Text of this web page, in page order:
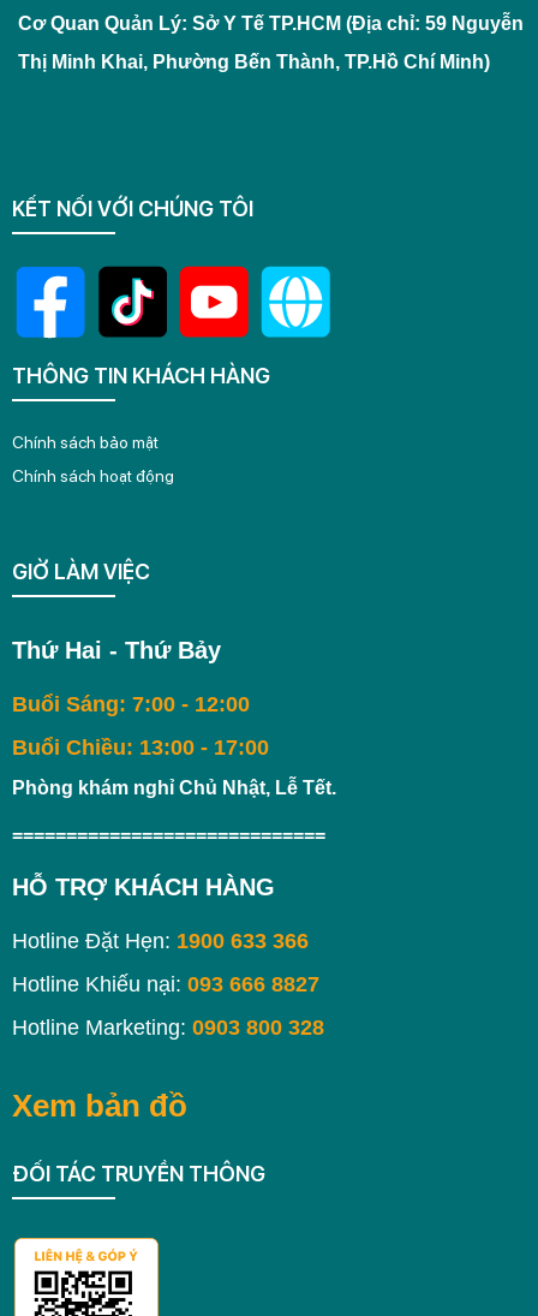
Cơ Quan Quản Lý: Sở Y Tế TP.HCM (Địa chỉ: 59 Nguyễn
Thị Minh Khai, Phường Bến Thành, TP.Hồ Chí Minh)
KẾT NỐI VỚI CHÚNG TÔI
THÔNG TIN KHÁCH HÀNG
Chính sách bảo mật
Chính sách hoạt động
GIỜ LÀM VIỆC
Thứ Hai - Thứ Bảy
Buổi Sáng: 7:00 - 12:00
Buổi Chiều: 13:00 - 17:00
Phòng khám nghỉ Chủ Nhật, Lễ Tết.
=============================
HỖ TRỢ KHÁCH HÀNG
Hotline Đặt Hẹn: 1900 633 366
Hotline Khiếu nại: 093 666 8827
Hotline Marketing: 0903 800 328
Xem bản đồ
ĐỐI TÁC TRUYỀN THÔNG